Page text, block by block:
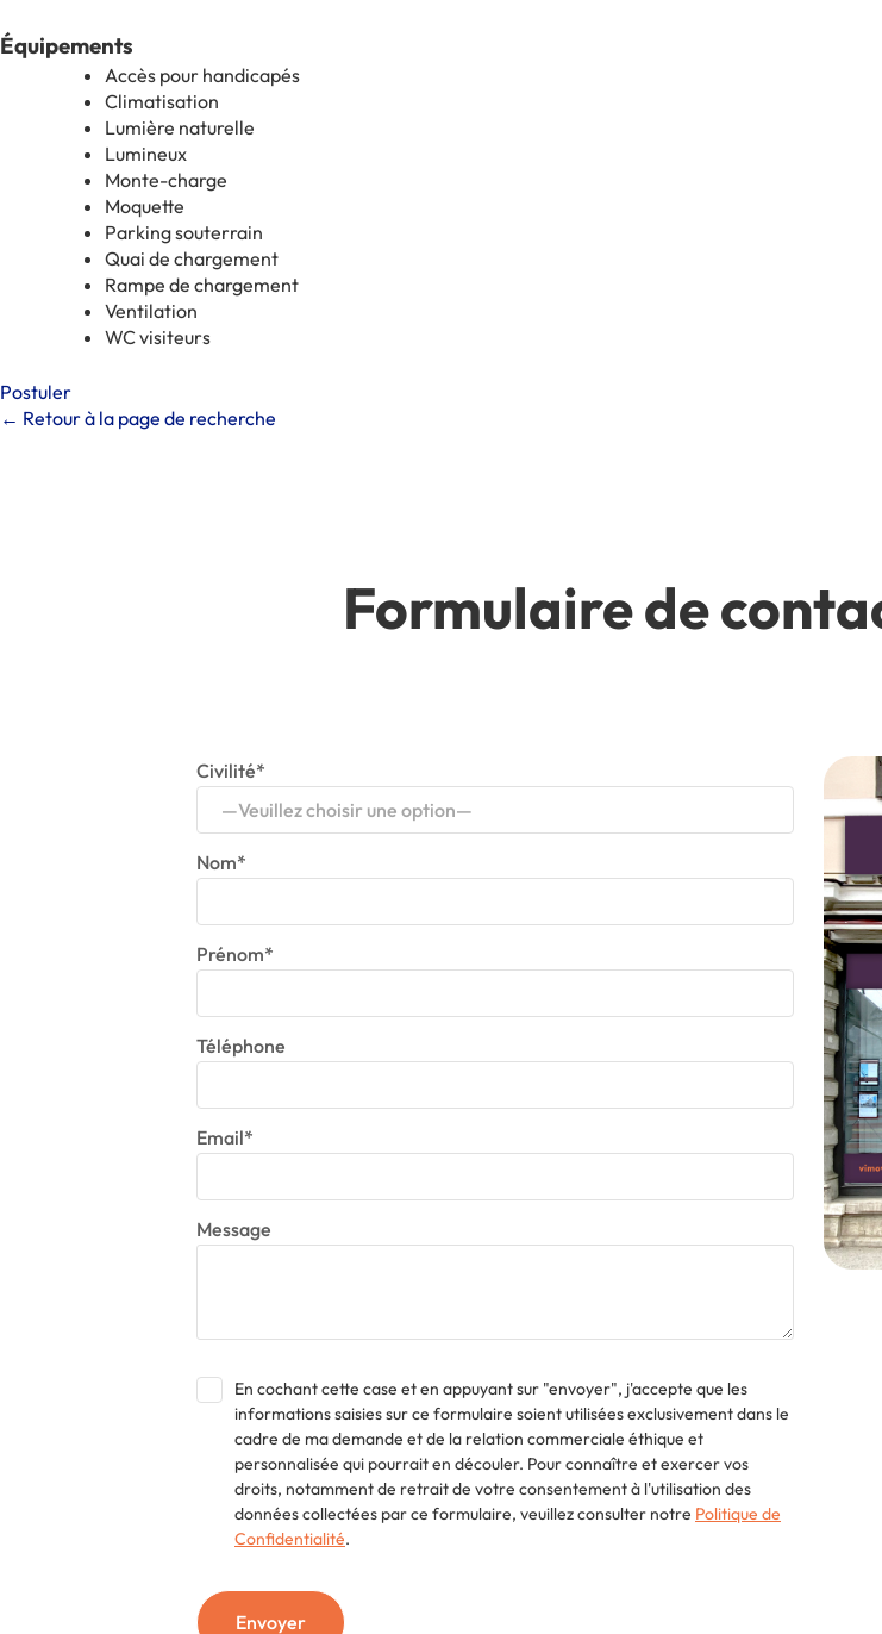
Équipements
Accès pour handicapés
Climatisation
Lumière naturelle
Lumineux
Monte-charge
Moquette
Parking souterrain
Quai de chargement
Rampe de chargement
Ventilation
WC visiteurs
Postuler
← Retour à la page de recherche
Formulaire de
Civilité*
—Veuillez choisir une option—
Nom*
Prénom*
Téléphone
Email*
Message
En cochant cette case et en appuyant sur "envoyer", j'accepte que les
informations saisies sur ce formulaire soient utilisées exclusivement dans le
cadre de ma demande et de la relation commerciale éthique et
personnalisée qui pourrait en découler. Pour connaître et exercer vos
droits, notamment de retrait de votre consentement à l'utilisation des
données collectées par ce formulaire, veuillez consulter notre Politique de
Confidentialité.
Envoyer